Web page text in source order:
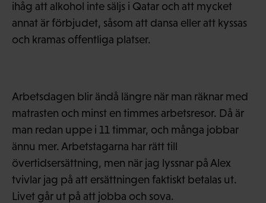
ihåg att alkohol inte säljs i Qatar och att mycket
annat är förbjudet, såsom att dansa eller att kyssas
och kramas offentliga platser.
Arbetsdagen blir ändå längre när man räknar med
matrasten och minst en timmes arbetsresor. Då är
man redan uppe i 11 timmar, och många jobbar
ännu mer. Arbetstagarna har rätt till
övertidsersättning, men när jag lyssnar på Alex
tvivlar jag på att ersättningen faktiskt betalas ut.
Livet går ut på att jobba och sova.